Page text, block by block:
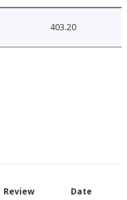
403.20
Review Date